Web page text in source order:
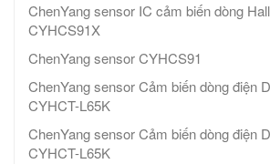
ChenYang sensor IC cảm biến dòng
CYHCS91X
ChenYang sensor CYHCS91
ChenYang sensor Cảm biến dòng điện
CYHCT-L65K
ChenYang sensor Cảm biến dòng điện
CYHCT-L65K